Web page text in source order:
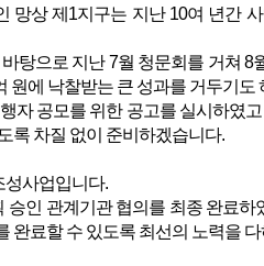
망상 제1지구는 지난 10여 년간
탕으로 지난 7월 청문회를 거쳐
원에 낙찰받는 큰 성과를 거두기도
자 공모를 위한 공고를 실시하였
록 차질 없이 준비하겠습니다.
성사업입니다.
승인 관계기관 협의를 최종 완료
완료할 수 있도록 최선의 노력을